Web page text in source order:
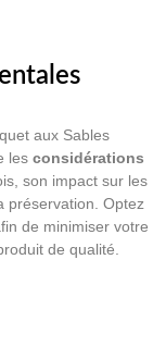
aux Sables
les considérations
son impact sur les
préservation. Optez
de minimiser votre
de qualité.